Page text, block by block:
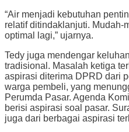
“Air menjadi kebutuhan
relatif ditindaklanjuti. Mudah-
optimal lagi,” ujarnya.
Tedy juga mendengar
tradisional. Masalah ketiga
aspirasi diterima DPRD dari
warga pembeli, yang
Perumda Pasar. Agenda
berisi aspirasi soal pasar.
juga dari berbagai aspirasi